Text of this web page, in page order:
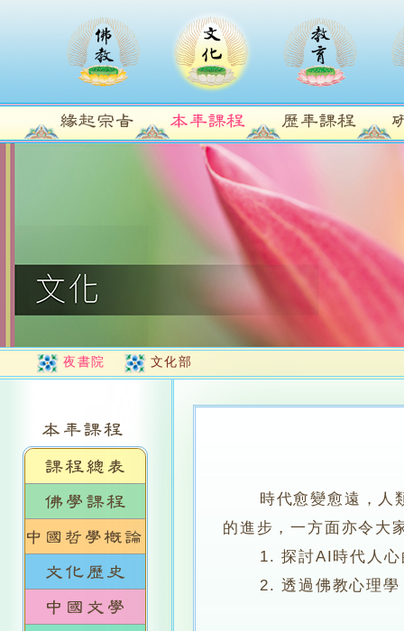
夜書院 文化部
時代愈變愈遠，人類
的進步，一方面亦令大
1. 探討AI時代人心的
2. 透過佛教心理學 (